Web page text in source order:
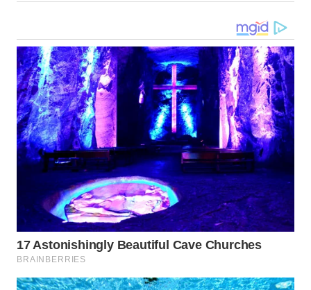
WN
KALTIM
WN
SULSEL
WN
GORONTALO
WN
SULUT
WN
MALUKU